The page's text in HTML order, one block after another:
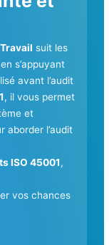
suit les
s’appuyant
avant l’audit
, il vous permet
et
aborder l’audit
ISO 45001,
vos chances